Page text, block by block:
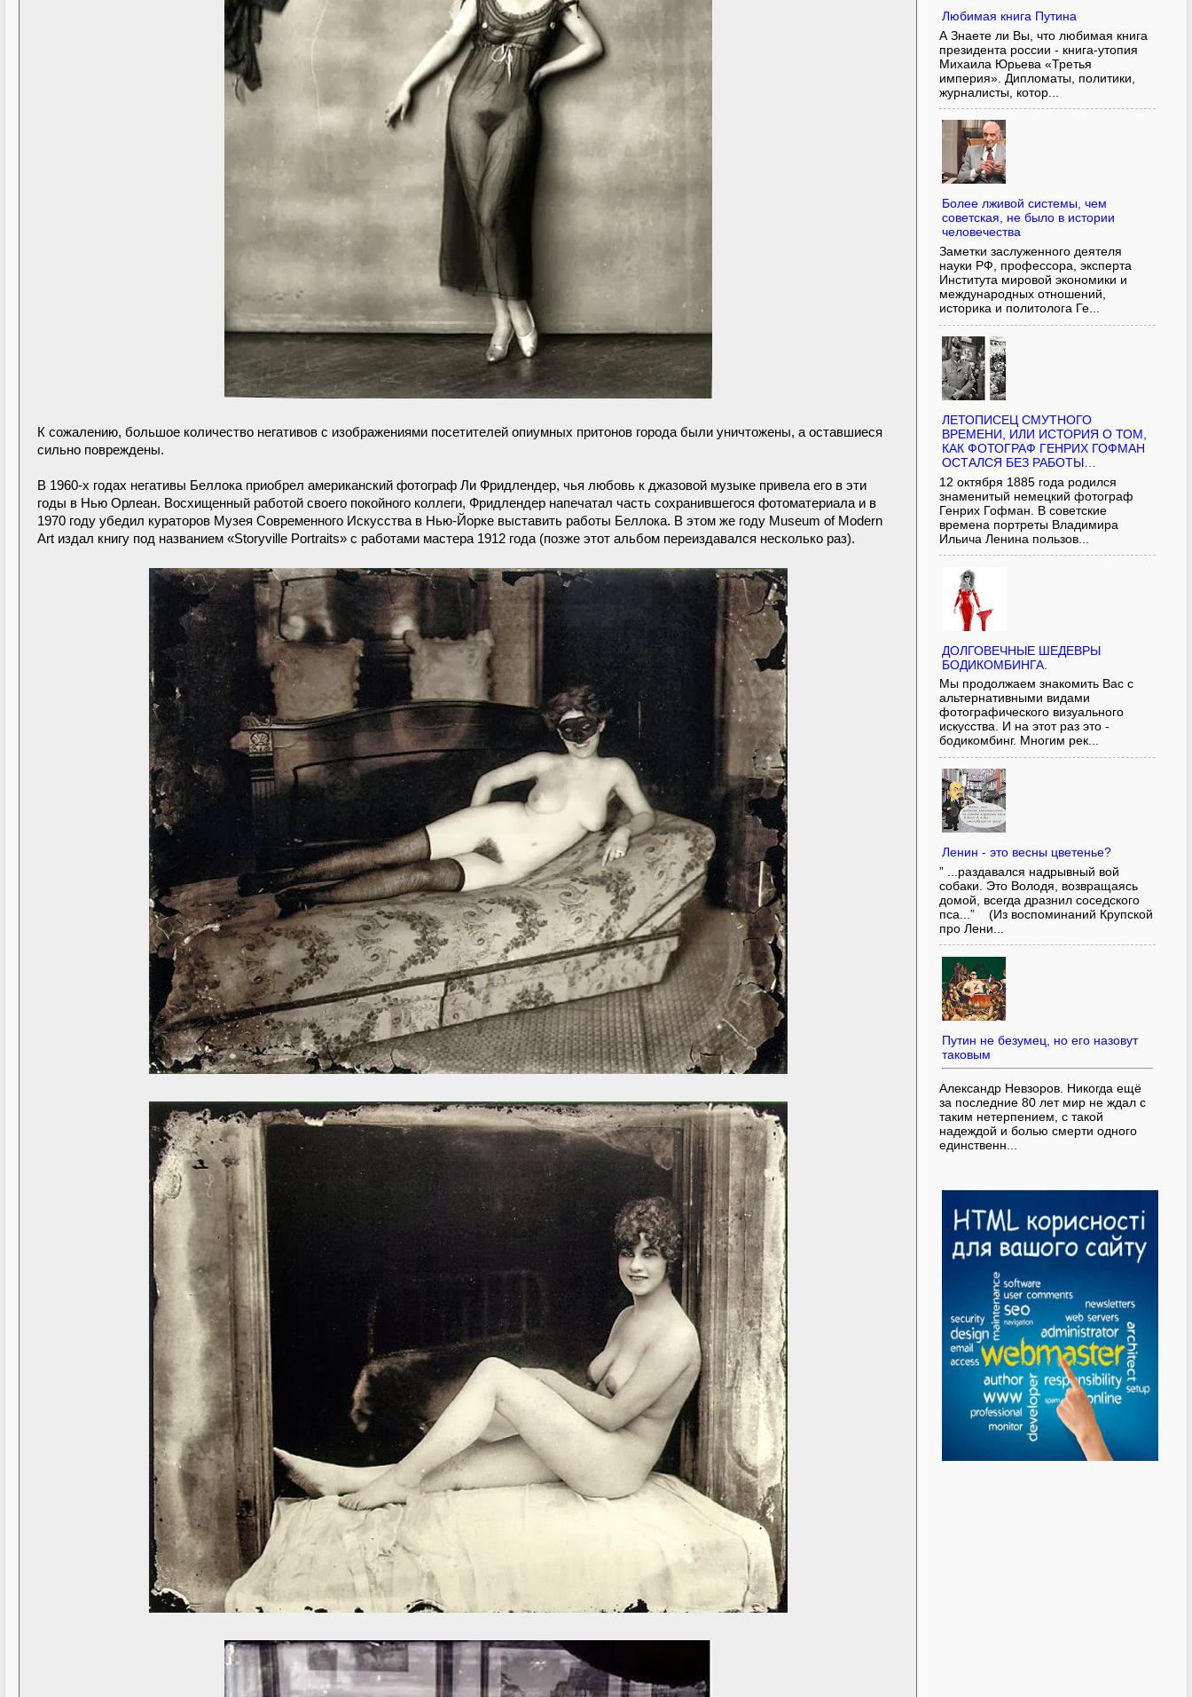
К сожалению, большое количество негативов с изображениями посетителей опиумных притонов города были уничтожены, а оставшиеся
сильно повреждены.
В 1960-х годах негативы Беллока приобрел американский фотограф Ли Фридлендер, чья любовь к джазовой музыке привела его в эти
годы в Нью Орлеан. Восхищенный работой своего покойного коллеги, Фридлендер напечатал часть сохранившегося фотоматериала и в
1970 году убедил кураторов Музея Современного Искусства в Нью-Йорке выставить работы Беллока. В этом же году Museum of Modern
Art издал книгу под названием «Storyville Portraits» с работами мастера 1912 года (позже этот альбом переиздавался несколько раз).
Любимая книга Путина
А Знаете ли Вы, что любимая книга
президента россии - книга-утопия
Михаила Юрьева «Третья
империя». Дипломаты, политики,
журналисты, котор...
Более лживой системы, чем
советская, не было в истории
человечества
Заметки заслуженного деятеля
науки РФ, профессора, эксперта
Института мировой экономики и
международных отношений,
историка и политолога Ге...
ЛЕТОПИСЕЦ СМУТНОГО
ВРЕМЕНИ, ИЛИ ИСТОРИЯ О ТОМ,
КАК ФОТОГРАФ ГЕНРИХ ГОФМАН
ОСТАЛСЯ БЕЗ РАБОТЫ…
12 октября 1885 года родился
знаменитый немецкий фотограф
Генрих Гофман. В советские
времена портреты Владимира
Ильича Ленина пользов...
ДОЛГОВЕЧНЫЕ ШЕДЕВРЫ
БОДИКОМБИНГА.
Мы продолжаем знакомить Вас с
альтернативными видами
фотографического визуального
искусства. И на этот раз это -
бодикомбинг. Многим рек...
Ленин - это весны цветенье?
” ...раздавался надрывный вой
собаки. Это Володя, возвращаясь
домой, всегда дразнил соседского
пса...” (Из воспоминаний Крупской
про Лени...
Путин не безумец, но его назовут
таковым
Александр Невзоров. Никогда ещё
за последние 80 лет мир не ждал с
таким нетерпением, с такой
надеждой и болью смерти одного
единственн...